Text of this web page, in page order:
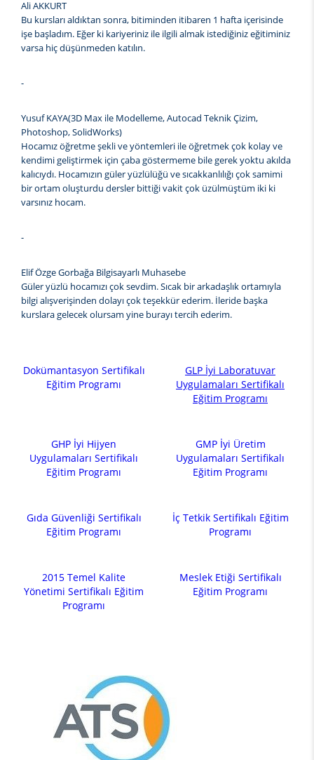
Ali AKKURT
Bu kursları aldıktan sonra, bitiminden itibaren 1 hafta içerisinde
işe başladım. Eğer ki kariyeriniz ile ilgili almak istediğiniz eğitiminiz
varsa hiç düşünmeden katılın.
-
Yusuf KAYA(3D Max ile Modelleme, Autocad Teknik Çizim,
Photoshop, SolidWorks)
Hocamız öğretme şekli ve yöntemleri ile öğretmek çok kolay ve
kendimi geliştirmek için çaba göstermeme bile gerek yoktu akılda
kalıcıydı. Hocamızın güler yüzlülüğü ve sıcakkanlılığı çok samimi
bir ortam oluşturdu dersler bittiği vakit çok üzülmüştüm iki ki
varsınız hocam.
-
Elif Özge Gorbağa Bilgisayarlı Muhasebe
Güler yüzlü hocamızı çok sevdim. Sıcak bir arkadaşlık ortamıyla
bilgi alışverişinden dolayı çok teşekkür ederim. İleride başka
kurslara gelecek olursam yine burayı tercih ederim.
Dokümantasyon Sertifikalı
Eğitim Programı
GLP İyi Laboratuvar
Uygulamaları Sertifikalı
Eğitim Programı
GHP İyi Hijyen
Uygulamaları Sertifikalı
Eğitim Programı
GMP İyi Üretim
Uygulamaları Sertifikalı
Eğitim Programı
Gıda Güvenliği Sertifikalı
Eğitim Programı
İç Tetkik Sertifikalı Eğitim
Programı
2015 Temel Kalite
Yönetimi Sertifikalı Eğitim
Programı
Meslek Etiği Sertifikalı
Eğitim Programı